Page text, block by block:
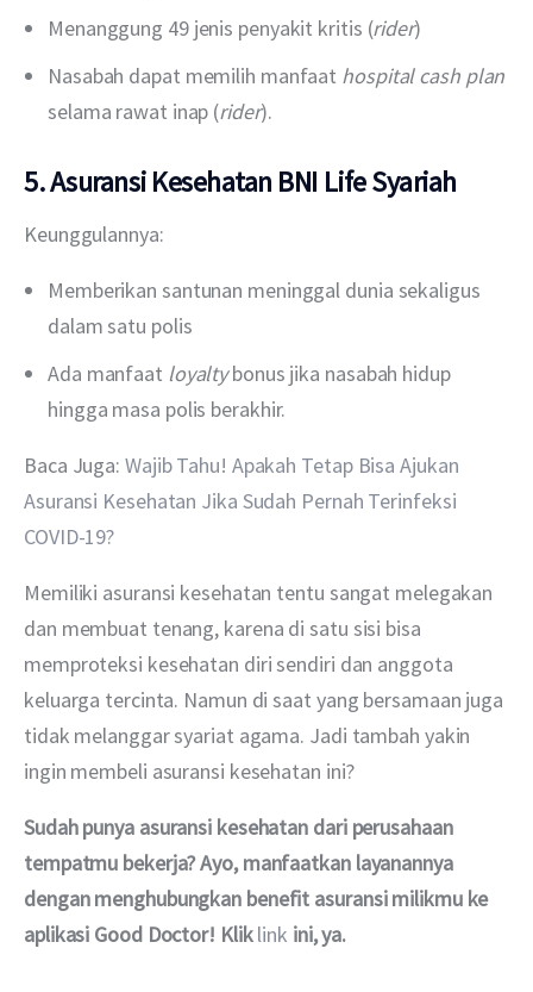
Menanggung 49 jenis penyakit kritis (rider)
Nasabah dapat memilih manfaat hospital cash plan
selama rawat inap (rider).
5. Asuransi Kesehatan BNI Life Syariah
Keunggulannya:
Memberikan santunan meninggal dunia sekaligus
dalam satu polis
Ada manfaat loyaltybonus jika nasabah hidup
hingga masa polis berakhir.
Baca Juga: Wajib Tahu! Apakah Tetap Bisa Ajukan
Asuransi Kesehatan Jika Sudah Pernah Terinfeksi
COVID-19?
Memiliki asuransi kesehatan tentu sangat melegakan
dan membuat tenang, karena di satu sisi bisa
memproteksi kesehatan diri sendiri dan anggota
keluarga tercinta. Namun di saat yang bersamaan juga
tidak melanggar syariat agama. Jadi tambah yakin
ingin membeli asuransi kesehatan ini?
Sudah punya asuransi kesehatan dari perusahaan
tempatmu bekerja? Ayo, manfaatkan layanannya
dengan menghubungkan benefit asuransi milikmu ke
aplikasi Good Doctor! Klik link ini, ya.